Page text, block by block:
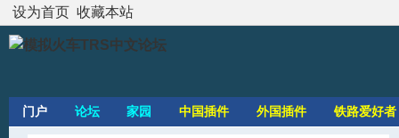
设为首页 收藏本站
门户 论坛 家园 中国插件 外国插件 铁路爱好者